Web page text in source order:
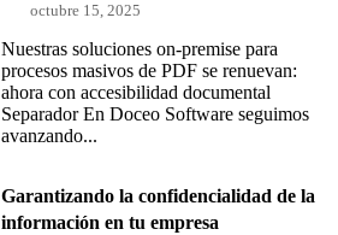
octubre 15, 2025
Nuestras soluciones on-premise para
procesos masivos de PDF se renuevan:
ahora con accesibilidad documental
Separador En Doceo Software seguimos
avanzando...
Garantizando la confidencialidad de la
información en tu empresa